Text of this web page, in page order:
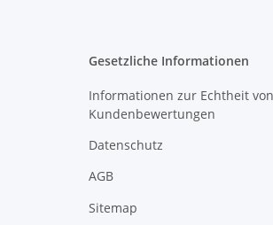
Gesetzliche Informationen
Informationen zur Echtheit von
Kundenbewertungen
Datenschutz
AGB
Sitemap